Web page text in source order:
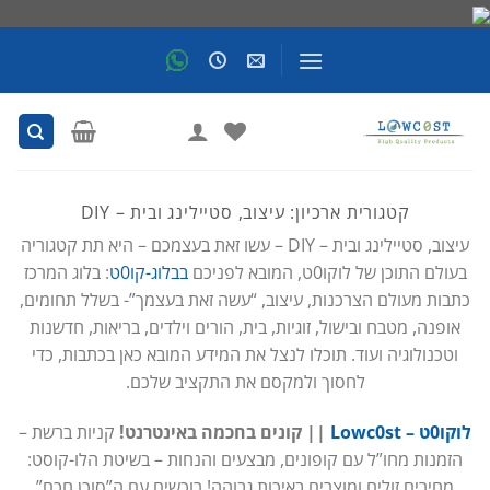
קטגורית ארכיון: עיצוב, סטיילינג ובית – DIY
עיצוב, סטיילינג ובית – DIY – עשו זאת בעצמכם – היא תת קטגוריה
בעולם התוכן של לוקו0ט, המובא לפניכם
בבלוג-קו0ט
: בלוג המרכז
כתבות מעולם הצרכנות, עיצוב, “עשה זאת בעצמך”- בשלל תחומים,
אופנה, מטבח ובישול, זוגיות, בית, הורים וילדים, בריאות, חדשנות
וטכנולוגיה ועוד. תוכלו לנצל את המידע המובא כאן בכתבות, כדי
לחסוך ולמקסם את התקציב שלכם.
לוקו0ט – Lowc0st || קונים בחכמה באינטרנט! קניות ברשת –
הזמנות מחו”ל עם קופונים, מבצעים והנחות – בשיטת הלו-קוסט: